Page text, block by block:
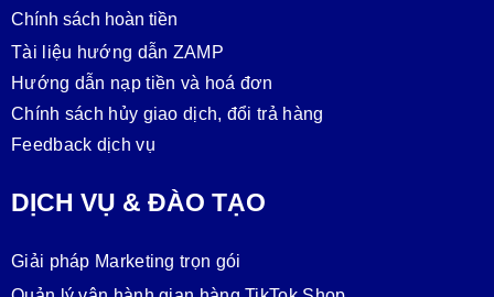
Chính sách hoàn tiền
Tài liệu hướng dẫn ZAMP
Hướng dẫn nạp tiền và hoá đơn
Chính sách hủy giao dịch, đổi trả hàng
Feedback dịch vụ
DỊCH VỤ & ĐÀO TẠO
Giải pháp Marketing trọn gói